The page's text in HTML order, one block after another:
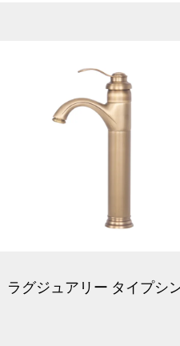
ラグジュアリー タイプシ